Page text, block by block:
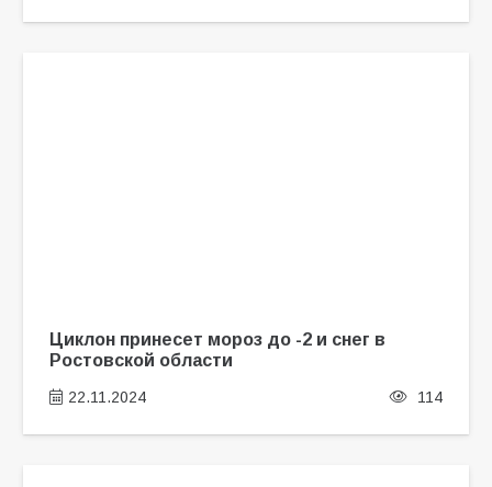
Циклон принесет мороз до -2 и снег в
Ростовской области
22.11.2024 114